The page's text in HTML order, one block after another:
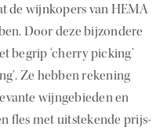
de wijnkopers van HEMA
Door deze bijzondere
begrip ‘cherry picking’
Ze hebben rekening
wijngebieden en
fles met uitstekende prijs-